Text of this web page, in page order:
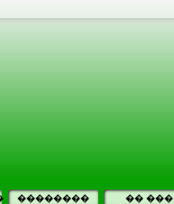
�������� �� ���